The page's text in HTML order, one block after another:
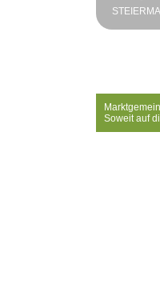
Soweit auf